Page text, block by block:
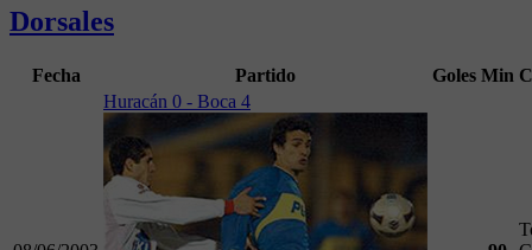
Dorsales
Fecha Partido Goles Min
Huracán 0 - Boca 4